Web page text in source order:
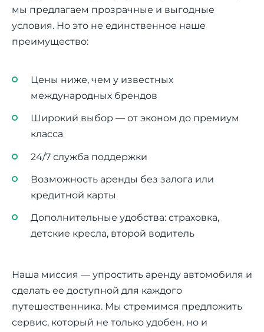
мы предлагаем прозрачные и выгодные
условия. Но это не единственное наше
преимущество:
Цены ниже, чем у известных
международных брендов
Широкий выбор — от эконом до премиум
класса
24/7 служба поддержки
Возможность аренды без залога или
кредитной карты
Дополнительные удобства: страховка,
детские кресла, второй водитель
Наша миссия — упростить аренду автомобиля и
сделать ее доступной для каждого
путешественника. Мы стремимся предложить
сервис, который не только удобен, но и